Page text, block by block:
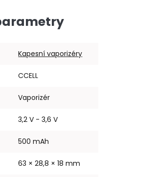
Kapesní vaporizéry
CCELL
Vaporizér
3,2 V - 3,6 V
500 mAh
63 × 28,8 × 18 mm